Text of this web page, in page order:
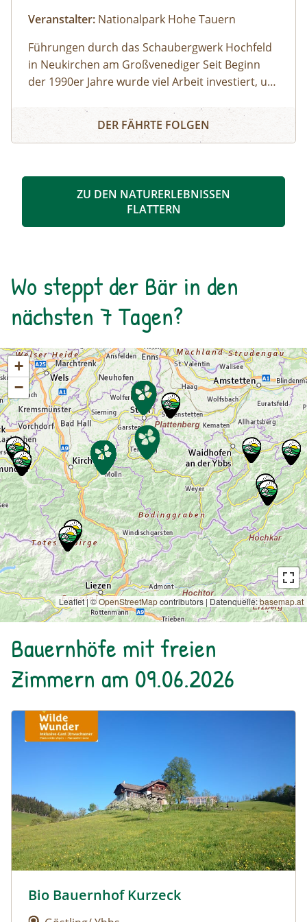
Veranstalter: Nationalpark Hohe Tauern
Führungen durch das Schaubergwerk Hochfeld
in Neukirchen am Großvenediger Seit Beginn
der 1990er Jahre wurde viel Arbeit investiert, um
umzubauen. Die Attraktion unter Tage bietet
spannende Einblicke in die alpine Geologie und
Besucherinnen und Besuchern zugänglich
die Vernissage „Innenleben“ von Künstler Mag.
art. Michael Alexander Seywald in den Stollen
des Bergwerks bestaunen. zur
Eine Reise ins Tauernfenster
DER FÄHRTE FOLGEN
ZU DEN NATURERLEBNISSEN
FLATTERN
Wo steppt der Bär in den
nächsten 7 Tagen?
+
−
Leaflet | ©OpenStreetMapcontributors | Datenquelle:basemap.at
Bauernhöfe mit freien
Zimmern am 09.06.2026
Urlaub am Bauernhof: Bio Bauernhof Kurzeck
Urlaub am Bauernhof: Bio Bauernhof Kurzeck
Bio Bauernhof Kurzeck